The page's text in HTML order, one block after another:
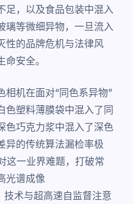
足，以及食品包装中混入
璃等微细异物，一旦流入
性的品牌危机与法律风
安全。
相机在面对“同色系异物”
塑料薄膜袋中混入了同
色巧克力浆中混入了深色
异的传统算法漏检率极
这一业界难题，打破常
光谱成像
术与超高速自监督注意